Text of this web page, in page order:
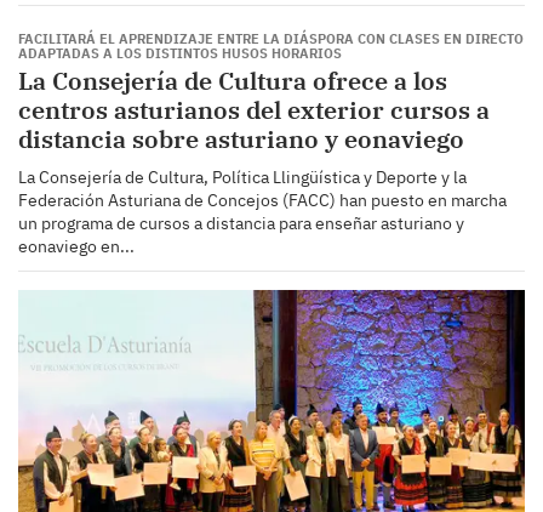
FACILITARÁ EL APRENDIZAJE ENTRE LA DIÁSPORA CON CLASES EN DIRECTO
ADAPTADAS A LOS DISTINTOS HUSOS HORARIOS
La Consejería de Cultura ofrece a los
centros asturianos del exterior cursos a
distancia sobre asturiano y eonaviego
La Consejería de Cultura, Política Llingüística y Deporte y la
Federación Asturiana de Concejos (FACC) han puesto en marcha
un programa de cursos a distancia para enseñar asturiano y
eonaviego en...